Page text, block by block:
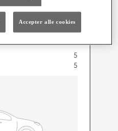
5
5
Accepter alle cookies